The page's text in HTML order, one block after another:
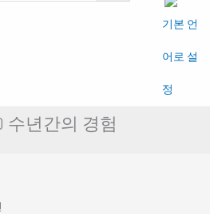
기본 언
어로 설
정
수년간의 경험